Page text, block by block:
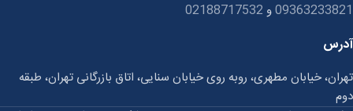
09363233821و 02188717532
آدرس
تهران، خیابان مطهری، روبه روی خیابان سنایی، اتاق بازرگانی تهران، طبقه
دوم